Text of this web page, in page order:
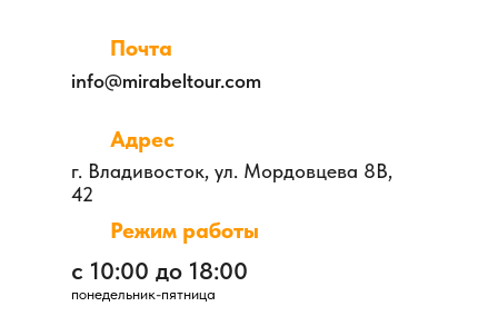
Почта
Адрес
Режим работы
info@mirabeltour.com
г. Владивосток, ул. Мордовцева 8В,
42
с 10:00 до 18:00
понедельник-пятница